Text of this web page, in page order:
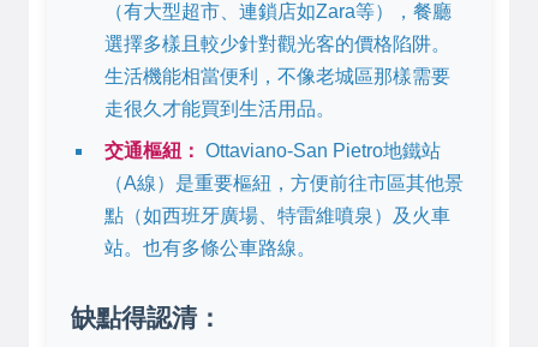
（有大型超市、連鎖店如Zara等），餐廳
選擇多樣且較少針對觀光客的價格陷阱。
生活機能相當便利，不像老城區那樣需要
走很久才能買到生活用品。
交通樞紐： Ottaviano-San Pietro地鐵站
（A線）是重要樞紐，方便前往市區其他景
點（如西班牙廣場、特雷維噴泉）及火車
站。也有多條公車路線。
缺點得認清：